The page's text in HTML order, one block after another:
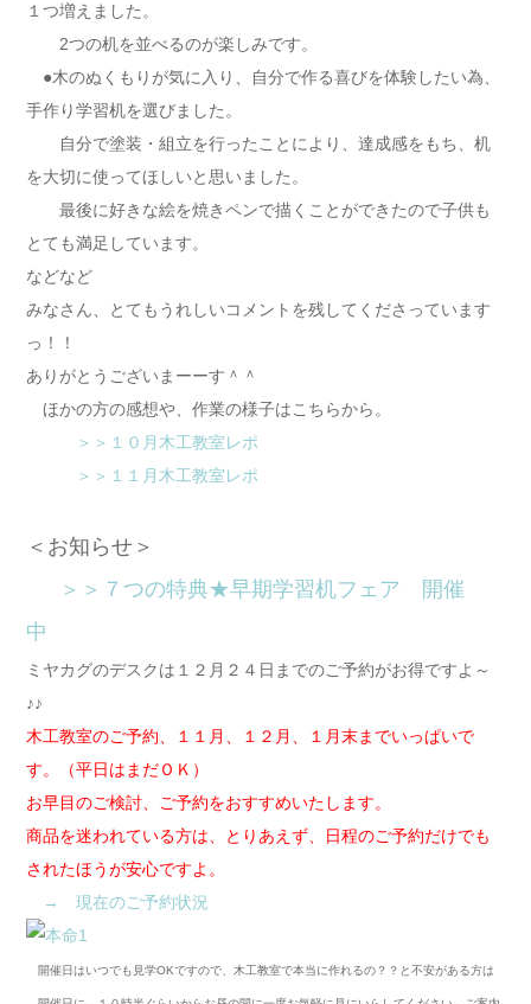
１つ増えました。
2つの机を並べるのが楽しみです。
●木のぬくもりが気に入り、自分で作る喜びを体験したい為、
手作り学習机を選びました。
自分で塗装・組立を行ったことにより、達成感をもち、机
を大切に使ってほしいと思いました。
最後に好きな絵を焼きペンで描くことができたので子供も
とても満足しています。
などなど
みなさん、とてもうれしいコメントを残してくださっています
っ！！
ありがとうございまーーす＾＾
ほかの方の感想や、作業の様子はこちらから。
＞＞１０月木工教室レポ
＞＞１１月木工教室レポ
＜お知らせ＞
＞＞７つの特典★早期学習机フェア 開催
中
ミヤカグのデスクは１２月２４日までのご予約がお得ですよ～
♪♪
木工教室のご予約、１１月、１２月、１月末までいっぱいで
す。（平日はまだＯＫ）
お早目のご検討、ご予約をおすすめいたします。
商品を迷われている方は、とりあえず、日程のご予約だけでも
されたほうが安心ですよ。
→ 現在のご予約状況
開催日はいつでも見学OKですので、木工教室で本当に作れるの？？と不安がある方は